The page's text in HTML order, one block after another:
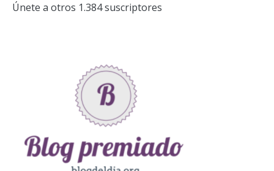
Únete a otros 1.384 suscriptores